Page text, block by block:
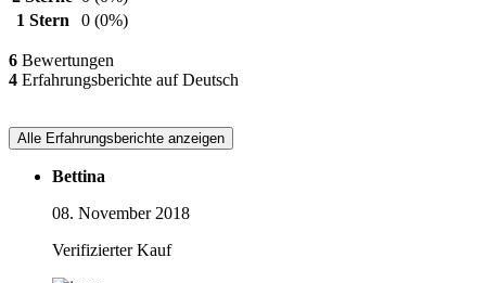
1 Stern
0 (0%)
6 Bewertungen
4 Erfahrungsberichte auf Deutsch
Alle Erfahrungsberichte anzeigen
Bettina
08. November 2018
Verifizierter Kauf